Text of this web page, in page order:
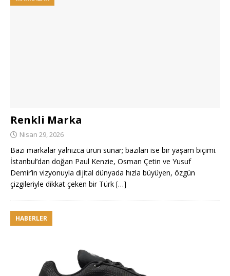
Renkli Marka
Nisan 29, 2026
Bazı markalar yalnızca ürün sunar; bazıları ise bir yaşam biçimi.
İstanbul’dan doğan Paul Kenzie, Osman Çetin ve Yusuf
Demir’in vizyonuyla dijital dünyada hızla büyüyen, özgün
çizgileriyle dikkat çeken bir Türk […]
HABERLER